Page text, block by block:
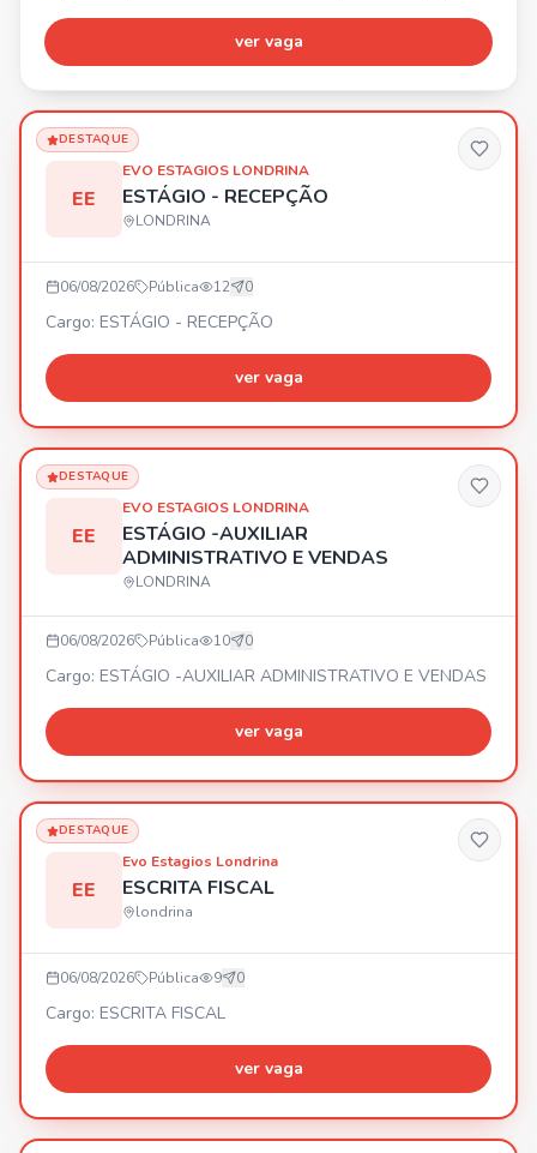
Zelador(a), Estoquista, Op. Caixa, Aux. Açougue e
Balconista. 📍 Av. Me. Leônia Milito, 1175 - Bela Suíça,
09:00 às 17:00. Vagas disponíveis também para
estrangeiros, PCD e 60+. 🎁 Benefíc
ver vaga
DESTAQUE
EE
EVO ESTAGIOS LONDRINA
ESTÁGIO - RECEPÇÃO
LONDRINA
06/08/2026 Pública 12 0
Cargo: ESTÁGIO - RECEPÇÃO
ver vaga
DESTAQUE
EE
EVO ESTAGIOS LONDRINA
ESTÁGIO -AUXILIAR
ADMINISTRATIVO E VENDAS
LONDRINA
06/08/2026 Pública 10 0
Cargo: ESTÁGIO -AUXILIAR ADMINISTRATIVO E VENDAS
ver vaga
DESTAQUE
EE
Evo Estagios Londrina
ESCRITA FISCAL
londrina
06/08/2026 Pública 9 0
Cargo: ESCRITA FISCAL
ver vaga